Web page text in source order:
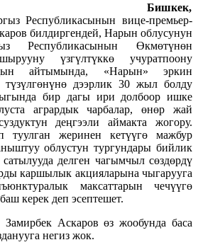
Бишкек,
Республикасынын вице-премьер-
билдиргендей, Нарын облусунун
Республикасынын Өкмөтүнөн
үзгүлтүккө учуратпоону
айтымында, «Нарын» эркин
дээрлик 30 жыл болду
бир дагы ири долбоор ишке
агрардык чарбалар, өнөр жай
деңгээли аймакта жогору.
жеринен кетүүгө мажбур
облустун тургундары бийлик
делген чагымчыл сөздөрдү
каршылык акцияларына чыгарууга
максаттарын чечүүгө
керек деп эсептешет.
Аскаров өз жообунда баса
негиз жок.